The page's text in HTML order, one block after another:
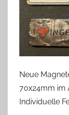
Neue
70x24mm im
Individuelle